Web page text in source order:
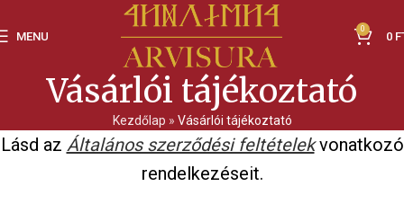
MENU
0
0
Vásárlói tájékoztató
Kezdőlap » Vásárlói tájékoztató
Lásd az Általános szerződési feltételekvonatkozó
rendelkezéseit.